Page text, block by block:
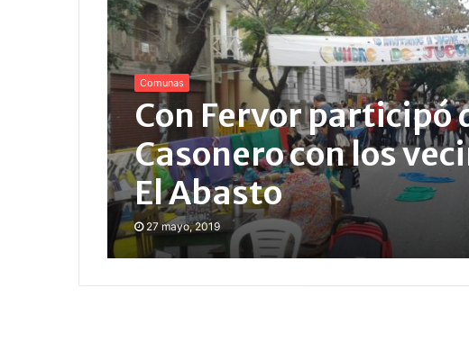
Comunas
Con Fervor participó
Casonero con los
El Abasto
27 mayo, 2019